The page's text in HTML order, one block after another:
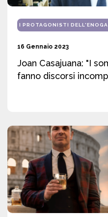
I PROTAGONISTI
16 Gennaio 2023
Joan Casajuana: "I
fanno discorsi